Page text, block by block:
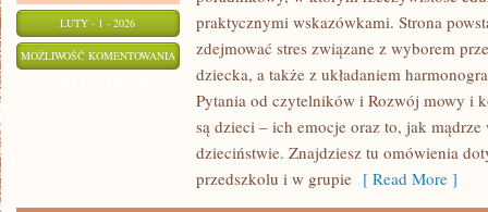
LUTY - 1 - 2026
MOŻLIWOŚĆ KOMENTOWANIA WYBÓR
ŻŁOBKA
praktycznymi wskazówkami. Strona
zdejmować stres związane z wyborem
dziecka, a także z układaniem
Pytania od czytelników i Rozwój mowy i
są dzieci – ich emocje oraz to, jak
dzieciństwie. Znajdziesz tu omówienia
przedszkolu i w grupie [ Read More ]